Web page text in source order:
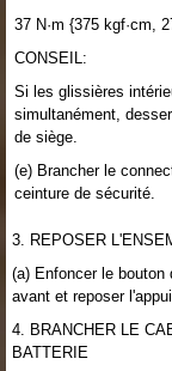
37 N·m {375 kgf·cm,
CONSEIL:
Si les glissières
simultanément,
de siège.
(e) Brancher le
ceinture de sécurité.
3. REPOSER
(a) Enfoncer le bouton
avant et reposer
4. BRANCHER LE
BATTERIE